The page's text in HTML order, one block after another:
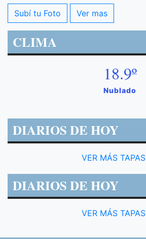
Subí tu Foto Ver mas
CLIMA
18.9º
Nublado
DIARIOS DE HOY
VER MÁS TAPAS
DIARIOS DE HOY
VER MÁS TAPAS